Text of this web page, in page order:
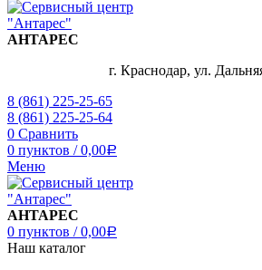
АНТАРЕС
г. Краснодар, ул.
8 (861) 225-25-65
8 (861) 225-25-64
0 Сравнить
0 пунктов / 0,00Р
Меню
АНТАРЕС
0 пунктов / 0,00Р
Наш каталог